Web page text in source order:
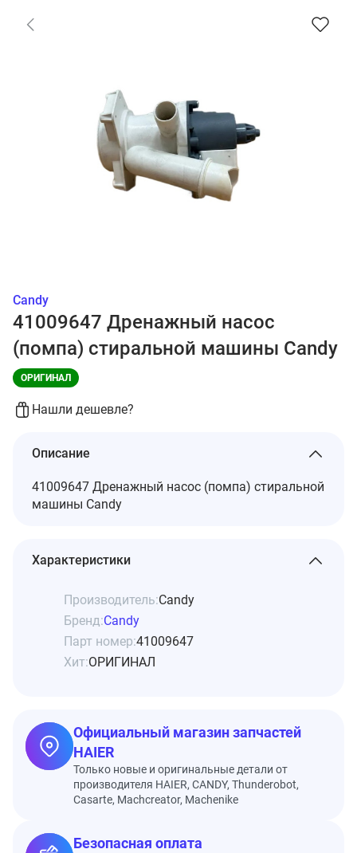
Candy
41009647 Дренажный насос
(помпа) стиральной машины Candy
ОРИГИНАЛ
Нашли дешевле?
Описание
41009647 Дренажный насос (помпа) стиральной
машины Candy
Характеристики
Производитель:Candy
Бренд:Candy
Парт номер:41009647
Хит:ОРИГИНАЛ
Официальный магазин запчастей
HAIER
Только новые и оригинальные детали от
производителя HAIER, CANDY, Thunderobot,
Casarte, Machcreator, Machenike
Безопасная оплата